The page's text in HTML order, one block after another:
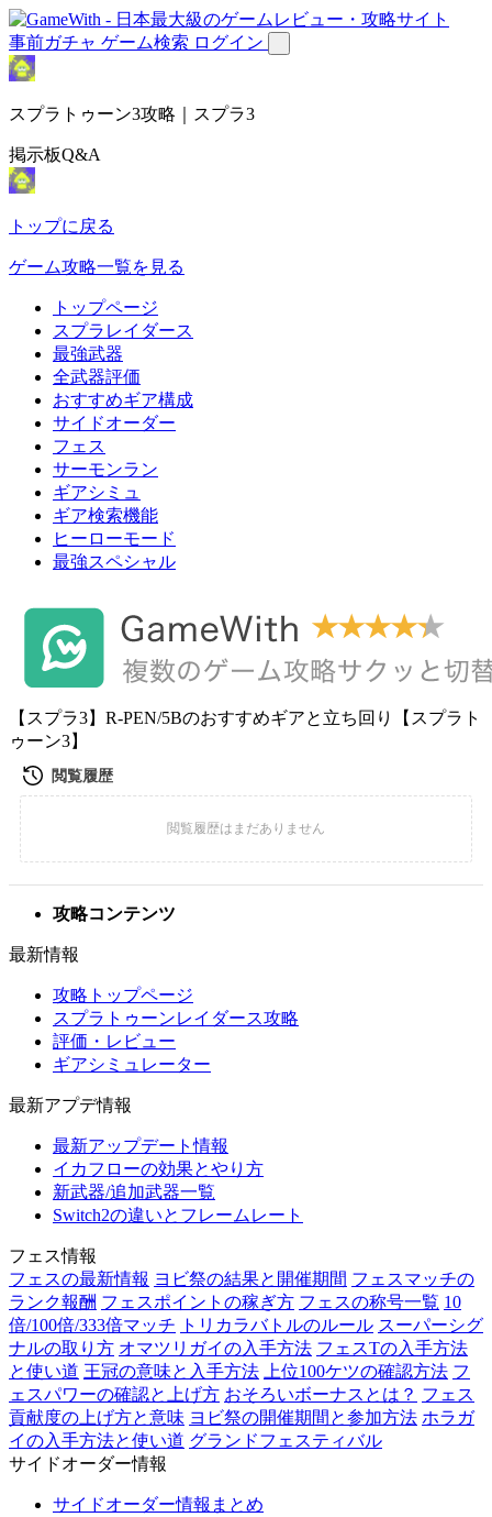
事前ガチャ ゲーム検索 ログイン
スプラトゥーン3攻略｜スプラ3
掲示板Q&A
トップに戻る
ゲーム攻略一覧を見る
トップページ
スプラレイダース
最強武器
全武器評価
おすすめギア構成
サイドオーダー
フェス
サーモンラン
ギアシミュ
ギア検索機能
ヒーローモード
最強スペシャル
【スプラ3】R-PEN/5Bのおすすめギアと立ち回り【スプラト
ゥーン3】
攻略コンテンツ
最新情報
攻略トップページ
スプラトゥーンレイダース攻略
評価・レビュー
ギアシミュレーター
最新アプデ情報
最新アップデート情報
イカフローの効果とやり方
新武器/追加武器一覧
Switch2の違いとフレームレート
フェス情報
フェスの最新情報 ヨビ祭の結果と開催期間 フェスマッチの
ランク報酬 フェスポイントの稼ぎ方 フェスの称号一覧 10
倍/100倍/333倍マッチ
トリカラバトルのルール スーパーシグ
ナルの取り方 オマツリガイの入手方法 フェスTの入手方法
と使い道 王冠の意味と入手方法 上位100ケツの確認方法 フ
ェスパワーの確認と上げ方 おそろいボーナスとは？ フェス
貢献度の上げ方と意味 ヨビ祭の開催期間と参加方法 ホラガ
イの入手方法と使い道 グランドフェスティバル
サイドオーダー情報
サイドオーダー情報まとめ